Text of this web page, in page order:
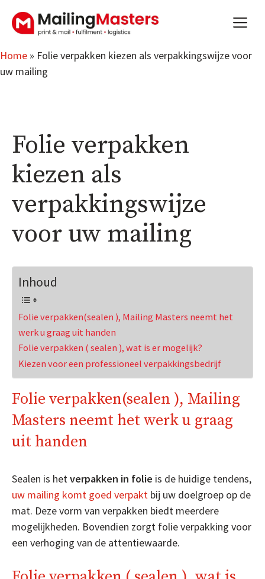
Home » Folie verpakken kiezen als verpakkingswijze voor
uw mailing
Folie verpakken
kiezen als
verpakkingswijze
voor uw mailing
Inhoud
Folie verpakken(sealen ), Mailing Masters neemt het
werk u graag uit handen
Folie verpakken ( sealen ), wat is er mogelijk?
Kiezen voor een professioneel verpakkingsbedrijf
Folie verpakken(sealen ), Mailing
Masters neemt het werk u graag
uit handen
Sealen is hetverpakken in folie is de huidige tendens,
uw mailing komt goed verpakt bij uw doelgroep op de
mat. Deze vorm van verpakken biedt meerdere
mogelijkheden. Bovendien zorgt folie verpakking voor
een verhoging van de attentiewaarde.